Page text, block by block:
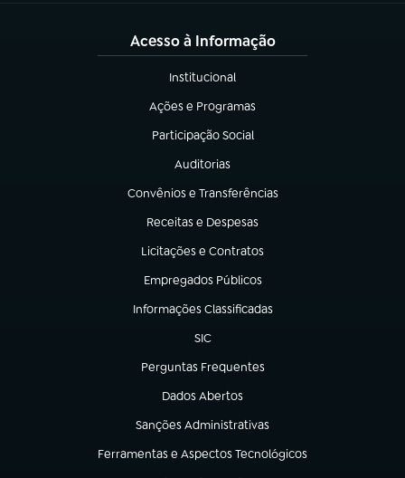
Acesso à Informação
Institucional
(abre em nova aba)
Ações e Programas
(abre em nova aba)
Participação Social
(abre em nova aba)
Auditorias
(abre em nova aba)
Convênios e Transferências
(abre em nova aba)
Receitas e Despesas
(abre em nova aba)
Licitações e Contratos
(abre em nova aba)
Empregados Públicos
(abre em nova aba)
Informações Classificadas
(abre em nova aba)
SIC
(abre em nova aba)
Perguntas Frequentes
(abre em nova aba)
Dados Abertos
(abre em nova aba)
Sanções Administrativas
(abre em nova aba)
Ferramentas e Aspectos Tecnológicos
(abre em nova aba)